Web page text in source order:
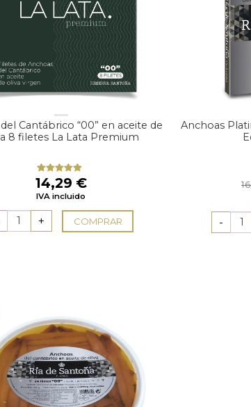
Cantábrico “00” en aceite de
8 filetes La Lata Premium
Valorado
con5.00de
5
14,29 €
IVA incluido
COMPRAR
Anchoas